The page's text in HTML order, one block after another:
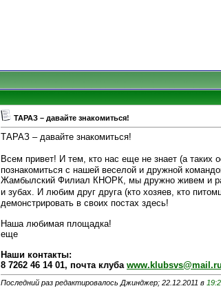
ТАРАЗ – давайте знакомиться!
ТАРАЗ – давайте знакомиться!
Всем привет! И тем, кто нас еще не знает (а таких
познакомиться с нашей веселой и дружной
Жамбылский Филиал КНОРК, мы дружно живем и
и зубах. И любим друг друга (кто хозяев, кто
демонстрировать в своих постах здесь!
Наша любимая площадка!
еще
Наши контакты:
8 7262 46 14 01, почта клуба www.klubsvs@mail.ru
Последний раз редактировалось Джинджер; 22.12.2011 в